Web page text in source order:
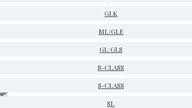
GLK
ML/GLE
GL/GLS
R-CLASS
S-CLASS
SL